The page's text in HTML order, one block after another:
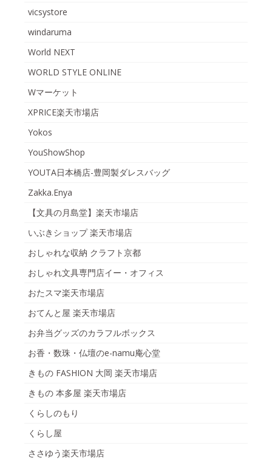
vicsystore
windaruma
World NEXT
WORLD STYLE ONLINE
Wマーケット
XPRICE楽天市場店
Yokos
YouShowShop
YOUTA日本橋店-豊岡製ダレスバッグ
Zakka.Enya
【文具の月島堂】楽天市場店
いぶきショップ 楽天市場店
おしゃれな収納 クラフト京都
おしゃれ文具専門店イー・オフィス
おたスマ楽天市場店
おてんと屋 楽天市場店
お弁当グッズのカラフルボックス
お香・数珠・仏壇のe-namu庵心堂
きもの FASHION 大岡 楽天市場店
きもの 本多屋 楽天市場店
くらしのもり
くらし屋
ささゆう楽天市場店